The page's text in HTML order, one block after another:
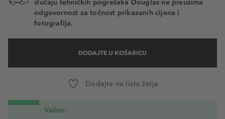
slučaju tehničkih pogrešaka Douglas ne preuzima
odgovornost za točnost prikazanih cijena i
fotografija.
DODAJTE U KOŠARICU
Dodajte na listu želja
Važno: